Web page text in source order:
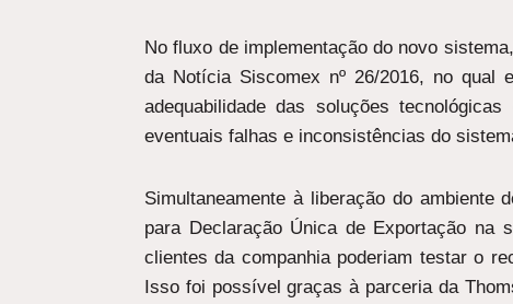
No fluxo de implementação do novo
da Notícia Siscomex nº 26/2016, no qual
adequabilidade das soluções
eventuais falhas e inconsistências do
Simultaneamente à liberação do ambiente
para Declaração Única de Exportação na
clientes da companhia poderiam testar o
Isso foi possível graças à parceria da